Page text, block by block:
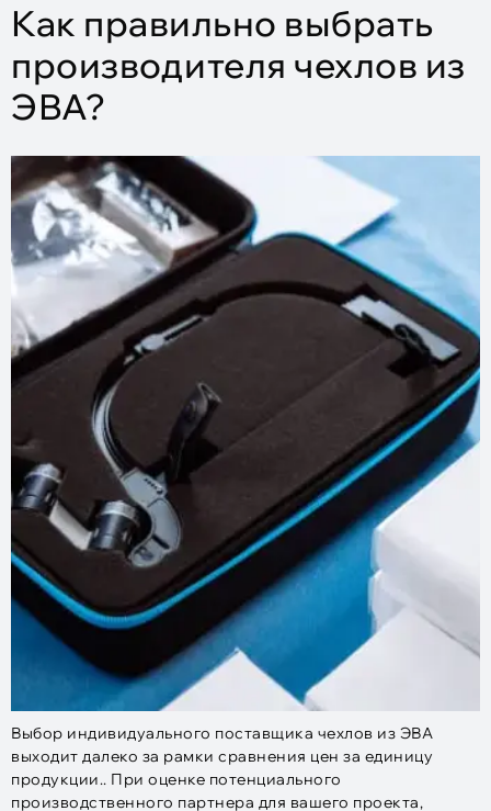
Как правильно выбрать
производителя чехлов из
ЭВА?
Выбор индивидуального поставщика чехлов из ЭВА
выходит далеко за рамки сравнения цен за единицу
продукции.. При оценке потенциального
производственного партнера для вашего проекта,